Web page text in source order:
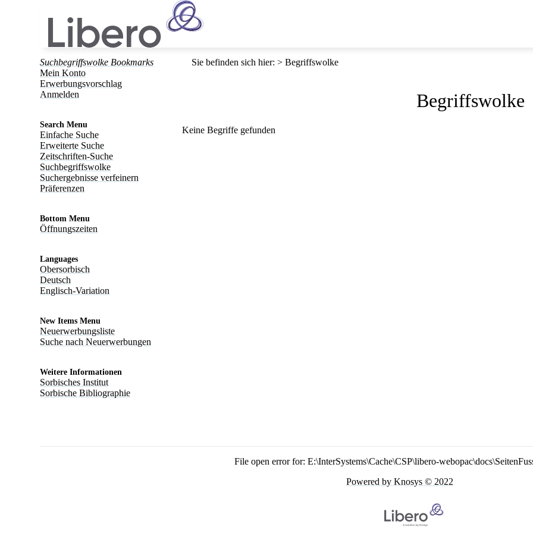
Suchbegriffswolke Bookmarks
Mein Konto
Erwerbungsvorschlag
Anmelden
Search Menu
Einfache Suche
Erweiterte Suche
Zeitschriften-Suche
Suchbegriffswolke
Suchergebnisse verfeinern
Präferenzen
Bottom Menu
Öffnungszeiten
Languages
Obersorbisch
Deutsch
Englisch-Variation
New Items Menu
Neuerwerbungsliste
Suche nach Neuerwerbungen
Weitere Informationen
Sorbisches Institut
Sorbische Bibliographie
Sie befinden sich hier: Begriffswolke
Begriffswolke
Keine Begriffe gefunden
File open error for: E:\InterSystems\Cache\CSP\libero-
Powered by Knosys © 2022